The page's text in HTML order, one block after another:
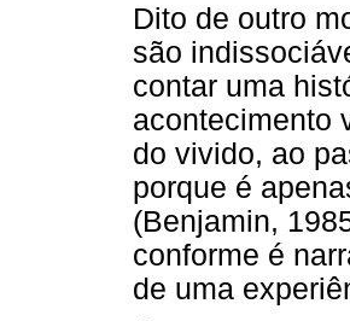
Dito de outro
são
contar uma
acontecimento
do vivido, ao
porque é
(Benjamin,
conforme é
de uma